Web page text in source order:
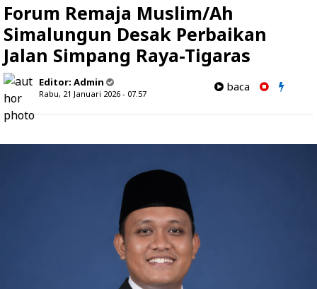
Forum Remaja Muslim/Ah
Simalungun Desak Perbaikan
Jalan Simpang Raya-Tigaras
Editor: Admin
Rabu, 21 Januari 2026 - 07.57
baca